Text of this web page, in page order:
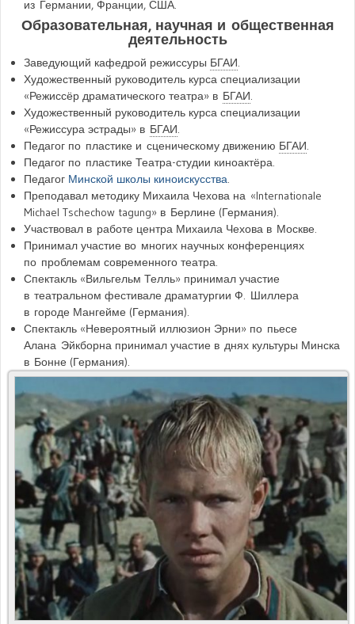
из Германии, Франции, США.
Образовательная, научная и общественная
деятельность
Заведующий кафедрой режиссуры БГАИ.
Художественный руководитель курса специализации
«Режиссёр драматического театра» в БГАИ.
Художественный руководитель курса специализации
«Режиссура эстрады» в БГАИ.
Педагог по пластике и сценическому движению БГАИ.
Педагог по пластике Театра-студии киноактёра.
Педагог Минской школы киноискусства.
Преподавал методику Михаила Чехова на «Internationale
Michael Tschechow tagung» в Берлине (Германия).
Участвовал в работе центра Михаила Чехова в Москве.
Принимал участие во многих научных конференциях
по проблемам современного театра.
Спектакль «Вильгельм Телль» принимал участие
в театральном фестивале драматургии Ф. Шиллера
в городе Мангейме (Германия).
Спектакль «Невероятный иллюзион Эрни» по пьесе
Алана Эйкборна принимал участие в днях культуры Минска
в Бонне (Германия).